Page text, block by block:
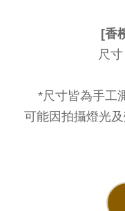
[香
尺
*尺寸皆為手工
可能因拍攝燈光